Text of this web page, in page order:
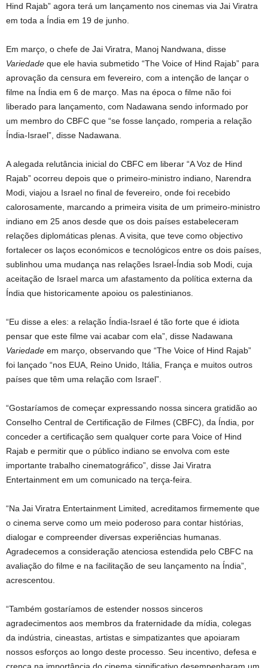
Hind Rajab” agora terá um lançamento nos cinemas via Jai ​​Viratra
em toda a Índia em 19 de junho.
Em março, o chefe de Jai Viratra, Manoj Nandwana, disse
Variedade que ele havia submetido “The Voice of Hind Rajab” para
aprovação da censura em fevereiro, com a intenção de lançar o
filme na Índia em 6 de março. Mas na época o filme não foi
liberado para lançamento, com Nadawana sendo informado por
um membro do CBFC que “se fosse lançado, romperia a relação
Índia-Israel”, disse Nadawana.
A alegada relutância inicial do CBFC em liberar “A Voz de Hind
Rajab” ocorreu depois que o primeiro-ministro indiano, Narendra
Modi, viajou a Israel no final de fevereiro, onde foi recebido
calorosamente, marcando a primeira visita de um primeiro-ministro
indiano em 25 anos desde que os dois países estabeleceram
relações diplomáticas plenas. A visita, que teve como objectivo
fortalecer os laços económicos e tecnológicos entre os dois países,
sublinhou uma mudança nas relações Israel-Índia sob Modi, cuja
aceitação de Israel marca um afastamento da política externa da
Índia que historicamente apoiou os palestinianos.
“Eu disse a eles: a relação Índia-Israel é tão forte que é idiota
pensar que este filme vai acabar com ela”, disse Nadawana
Variedade em março, observando que “The Voice of Hind Rajab”
foi lançado “nos EUA, Reino Unido, Itália, França e muitos outros
países que têm uma relação com Israel”.
“Gostaríamos de começar expressando nossa sincera gratidão ao
Conselho Central de Certificação de Filmes (CBFC), da Índia, por
conceder a certificação sem qualquer corte para Voice of Hind
Rajab e permitir que o público indiano se envolva com este
importante trabalho cinematográfico”, disse Jai Viratra
Entertainment em um comunicado na terça-feira.
“Na Jai ​​Viratra Entertainment Limited, acreditamos firmemente que
o cinema serve como um meio poderoso para contar histórias,
dialogar e compreender diversas experiências humanas.
Agradecemos a consideração atenciosa estendida pelo CBFC na
avaliação do filme e na facilitação de seu lançamento na Índia”,
acrescentou.
“Também gostaríamos de estender nossos sinceros
agradecimentos aos membros da fraternidade da mídia, colegas
da indústria, cineastas, artistas e simpatizantes que apoiaram
nossos esforços ao longo deste processo. Seu incentivo, defesa e
crença na importância do cinema significativo desempenharam um